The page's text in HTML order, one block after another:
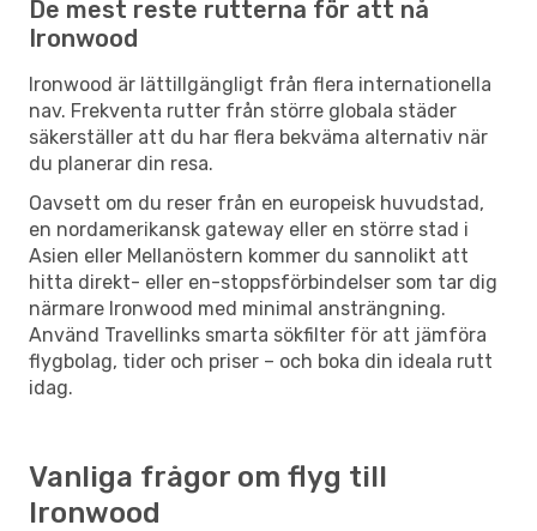
De mest reste rutterna för att nå
Ironwood
Ironwood är lättillgängligt från flera internationella
nav. Frekventa rutter från större globala städer
säkerställer att du har flera bekväma alternativ när
du planerar din resa.
Oavsett om du reser från en europeisk huvudstad,
en nordamerikansk gateway eller en större stad i
Asien eller Mellanöstern kommer du sannolikt att
hitta direkt- eller en-stoppsförbindelser som tar dig
närmare Ironwood med minimal ansträngning.
Använd Travellinks smarta sökfilter för att jämföra
flygbolag, tider och priser – och boka din ideala rutt
idag.
Vanliga frågor om flyg till
Ironwood